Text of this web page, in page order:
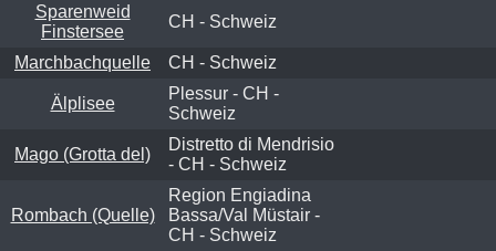
Sparenweid
Finstersee
CH - Schweiz
Marchbachquelle CH - Schweiz
Älplisee
Plessur - CH -
Schweiz
Mago (Grotta del)
Distretto di Mendrisio
- CH - Schweiz
Rombach (Quelle)
Region Engiadina
Bassa/Val Müstair -
CH - Schweiz